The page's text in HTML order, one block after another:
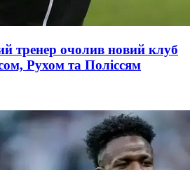
тренер очолив новий клуб
Рухом та Поліссям